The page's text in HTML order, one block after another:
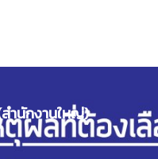
ำนักงานใหญ่)